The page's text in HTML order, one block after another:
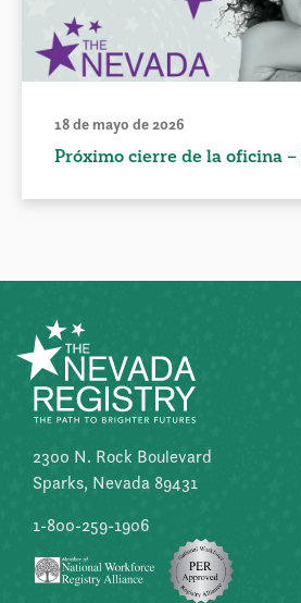
18 de mayo de 2026
Próximo cierre de la oficina
2300 N. Rock Boulevard
Sparks, Nevada 89431
1-800-259-1906